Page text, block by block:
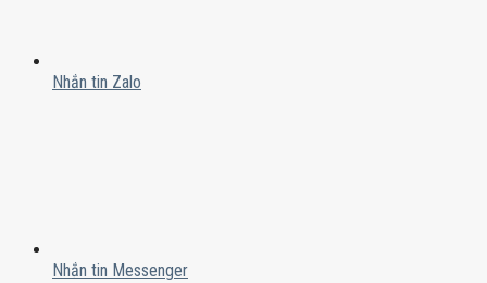
Nhắn tin Zalo
Nhắn tin Messenger